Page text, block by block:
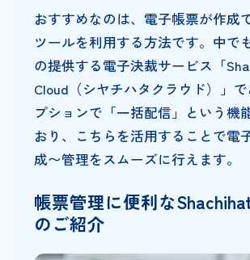
おすすめなのは、電子帳票が作成
ツールを利用する方法です。中で
の提供する電子決裁サービス「
Cloud（シヤチハタクラウド）」
プションで「一括配信」という機
おり、こちらを活用することで電
成〜管理をスムーズに行えます。
帳票管理に便利な
のご紹介